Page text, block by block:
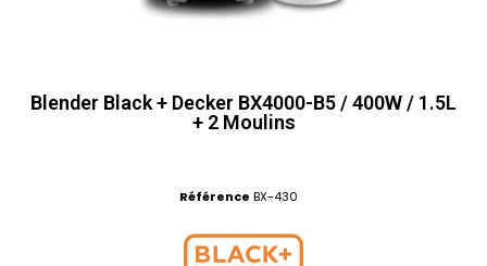
Blender Black + Decker BX4000-B5 / 400W / 1.5L
+ 2 Moulins
Référence BX-430